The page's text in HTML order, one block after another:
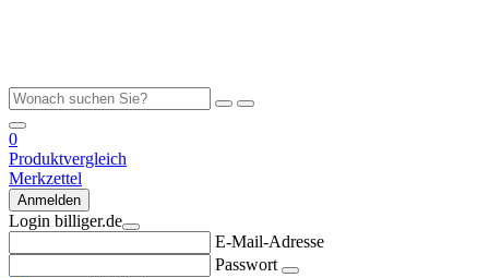
0
Produktvergleich
Merkzettel
Anmelden
Login billiger.de
E-Mail-Adresse
Passwort